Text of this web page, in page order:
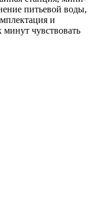
питьевой воды,
и
чувствовать